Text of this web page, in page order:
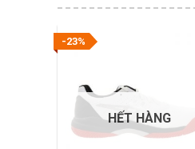
-23%
HẾT HÀNG